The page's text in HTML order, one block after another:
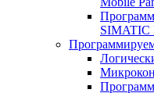
SIMATIC